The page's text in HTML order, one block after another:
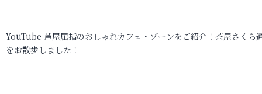
YouTube 芦屋屈指のおしゃれカフェ・ゾーンをご紹介！茶屋さくら
をお散歩しました！